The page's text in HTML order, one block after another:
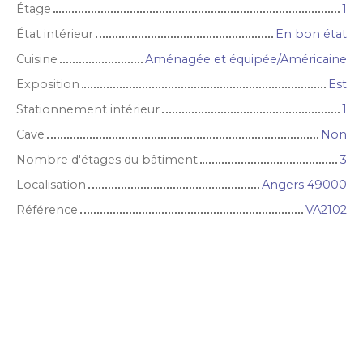
Étage
1
État intérieur
En bon état
Cuisine
Aménagée et équipée/Américaine
Exposition
Est
Stationnement intérieur
1
Cave
Non
Nombre d'étages du bâtiment
3
Localisation
Angers 49000
Référence
VA2102